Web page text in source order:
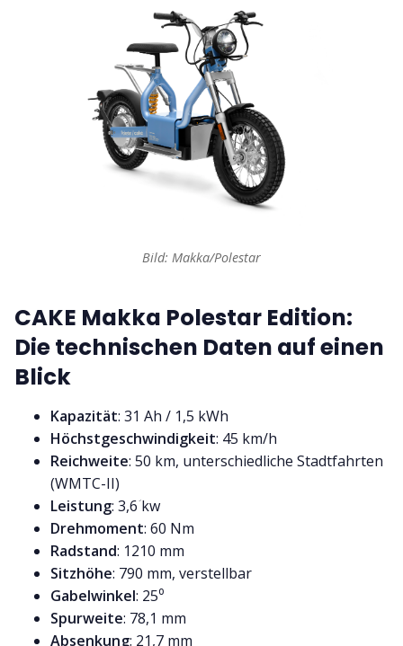
Bild: Makka/Polestar
CAKE Makka Polestar Edition:
Die technischen Daten auf einen
Blick
Kapazität: 31 Ah / 1,5 kWh
Höchstgeschwindigkeit: 45 km/h
Reichweite: 50 km, unterschiedliche Stadtfahrten
(WMTC-II)
Leistung: 3,6ؘ kw
Drehmoment: 60 Nm
Radstand: 1210 mm
Sitzhöhe: 790 mm, verstellbar
Gabelwinkel: 25⁰
Spurweite: 78,1 mm
Absenkung: 21,7 mm